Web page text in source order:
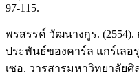
97-115.
พรสรรค์ วัฒนางกูร.
ประพันธ์ของคาร์ล แกร์เล
เซอ. วารสารมหาวิทยาลัยศิ